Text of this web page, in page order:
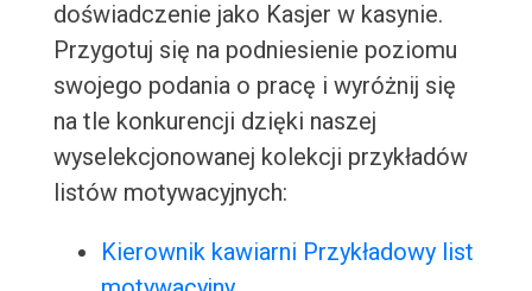
doświadczenie jako Kasjer w kasynie.
Przygotuj się na podniesienie poziomu
swojego podania o pracę i wyróżnij się
na tle konkurencji dzięki naszej
wyselekcjonowanej kolekcji przykładów
listów motywacyjnych:
Kierownik kawiarni Przykładowy list